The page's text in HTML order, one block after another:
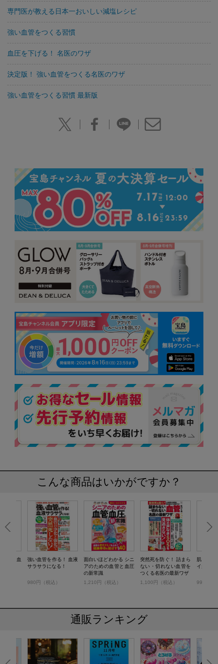
専門医が教える日本一おいしい減塩レシピ
強い血管をつくる習慣
血圧を下げる！ 名医のワザ
決定版！ 強い血管をつくる名医のワザ
強い血管をつくる習慣 最新版
こんな商品はいかがですか？
る！ 血
強い血管を作る！ 血液
サラサラになる！
980円（税込）
面白いほどわかる シニ
アのための血管と血圧
の新常識
1,210円（税込）
突然死を防ぐ！ 詰まら
ない・切れない血管を
つくる名医の最新ワザ
1,100円（税込）
肌も腸も
イが続く
990円（
通販ランキング